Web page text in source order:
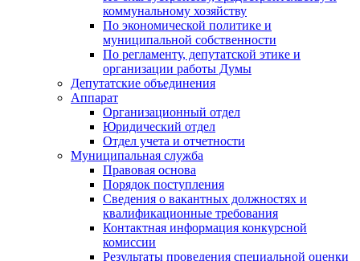
коммунальному хозяйству
По экономической политике и
муниципальной собственности
По регламенту, депутатской этике и
организации работы Думы
Депутатские объединения
Аппарат
Организационный отдел
Юридический отдел
Отдел учета и отчетности
Муниципальная служба
Правовая основа
Порядок поступления
Сведения о вакантных должностях и
квалификационные требования
Контактная информация конкурсной
комиссии
Результаты проведения специальной оценки